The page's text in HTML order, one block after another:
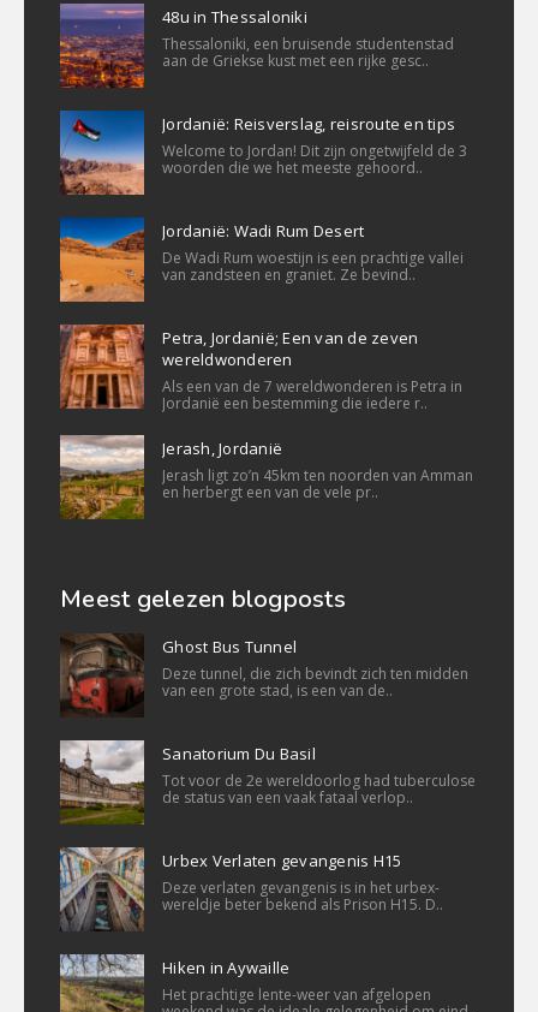
48u in Thessaloniki
Thessaloniki, een bruisende studentenstad
aan de Griekse kust met een rijke gesc..
Jordanië: Reisverslag, reisroute en tips
Welcome to Jordan! Dit zijn ongetwijfeld de 3
woorden die we het meeste gehoord..
Jordanië: Wadi Rum Desert
De Wadi Rum woestijn is een prachtige vallei
van zandsteen en graniet. Ze bevind..
Petra, Jordanië; Een van de zeven
wereldwonderen
Als een van de 7 wereldwonderen is Petra in
Jordanië een bestemming die iedere r..
Jerash, Jordanië
Jerash ligt zo’n 45km ten noorden van Amman
en herbergt een van de vele pr..
Meest gelezen blogposts
Ghost Bus Tunnel
Deze tunnel, die zich bevindt zich ten midden
van een grote stad, is een van de..
Sanatorium Du Basil
Tot voor de 2e wereldoorlog had tuberculose
de status van een vaak fataal verlop..
Urbex Verlaten gevangenis H15
Deze verlaten gevangenis is in het urbex-
wereldje beter bekend als Prison H15. D..
Hiken in Aywaille
Het prachtige lente-weer van afgelopen